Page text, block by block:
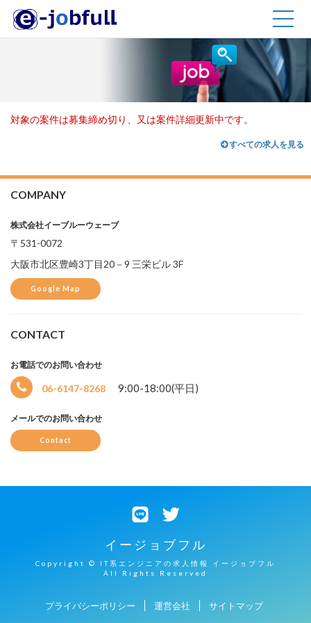
対象の案件は募集締め切り、又は案件詳細更新中です。
すべての求人を見る
COMPANY
株式会社イーブルーウェーブ
〒531-0072
大阪市北区豊崎3丁目20－9 三栄ビル 3F
Google Map
CONTACT
お電話でのお問い合わせ
06-6147-8268 9:00-18:00(平日)
メールでのお問い合わせ
Contact
イージョブフル
Copyright © IT系エンジニアの求人情報 イージョブフル
All Rights Reserved
プライバシーポリシー 運営会社 サイトマップ